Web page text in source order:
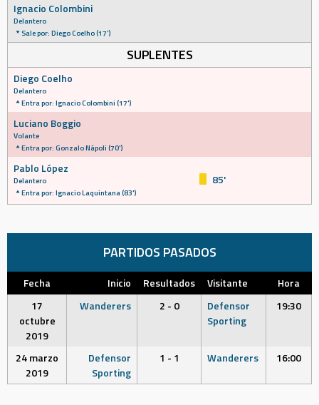
Ignacio Colombini
Delantero
Sale por: Diego Coelho (17')
SUPLENTES
Diego Coelho
Delantero
Entra por: Ignacio Colombini (17')
Luciano Boggio
Volante
Entra por: Gonzalo Nápoli (70')
Pablo López
Delantero
Entra por: Ignacio Laquintana (83')
85'
PARTIDOS PASADOS
Fecha Inicio Resultados Visitante
Hora
17
octubre
2019
Wanderers 2 - 0
Defensor
Sporting
19:30
24 marzo
2019
Defensor
Sporting
1 - 1 Wanderers 16:00